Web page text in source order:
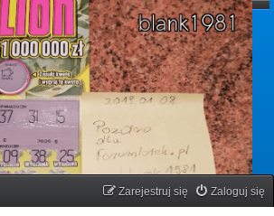
Zaloguj się
Zarejestruj się